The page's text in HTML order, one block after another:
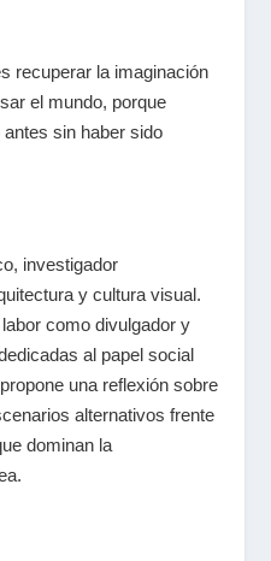
recuperar la imaginación
el mundo, porque
sin haber sido
investigador
y cultura visual.
como divulgador y
al papel social
una reflexión sobre
alternativos frente
dominan la